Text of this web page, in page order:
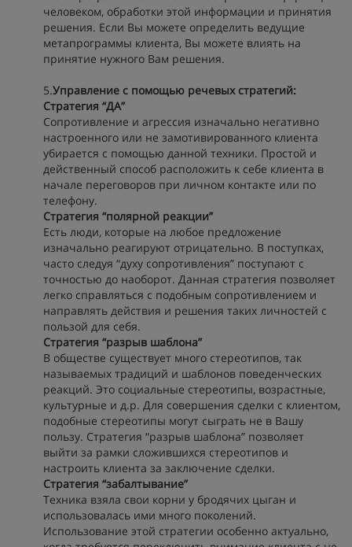
человеком, обработки этой информации и принятия
решения. Если Вы можете определить ведущие
метапрограммы клиента, Вы можете влиять на
принятие нужного Вам решения.
5.Управление с помощью речевых стратегий:
Стратегия “ДА”
Сопротивление и агрессия изначально негативно
настроенного или не замотивированного клиента
убирается с помощью данной техники. Простой и
действенный способ расположить к себе клиента в
начале переговоров при личном контакте или по
телефону.
Стратегия “полярной реакции”
Есть люди, которые на любое предложение
изначально реагируют отрицательно. В поступках,
часто следуя “духу сопротивления” поступают с
точностью до наоборот. Данная стратегия позволяет
легко справляться с подобным сопротивлением и
направлять действия и решения таких личностей с
пользой для себя.
Стратегия “разрыв шаблона”
В обществе существует много стереотипов, так
называемых традиций и шаблонов поведенческих
реакций. Это социальные стереотипы, возрастные,
культурные и д.р. Для совершения сделки с клиентом,
подобные стереотипы могут сыграть не в Вашу
пользу. Стратегия “разрыв шаблона” позволяет
выйти за рамки сложившихся стереотипов и
настроить клиента за заключение сделки.
Стратегия “забалтывание”
Техника взяла свои корни у бродячих цыган и
использовалась ими много поколений.
Использование этой стратегии особенно актуально,